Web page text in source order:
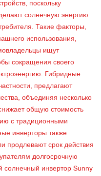
поскольку
солнечную энергию
Такие факторы,
использования,
ищут
сокращения своего
Гибридные
предлагают
объединяя несколько
общую стоимость
с традиционными
инверторы также
продлевают срок действия
долгосрочную
солнечный инвертор Sunny